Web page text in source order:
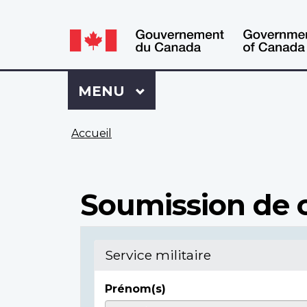
Language
switcher
Language
switcher
Se
connecter
à
Dossier
Menu
MENU PRINCIPAL
Accueil
Soumission de
Service militaire
Prénom(s)